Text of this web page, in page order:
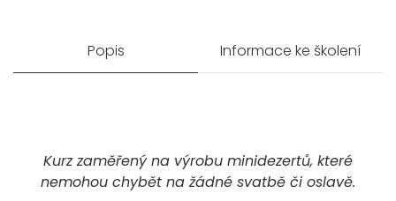
Popis Informace ke školení
Kurz zaměřený na výrobu minidezertů, které
nemohou chybět na žádné svatbě či oslavě.